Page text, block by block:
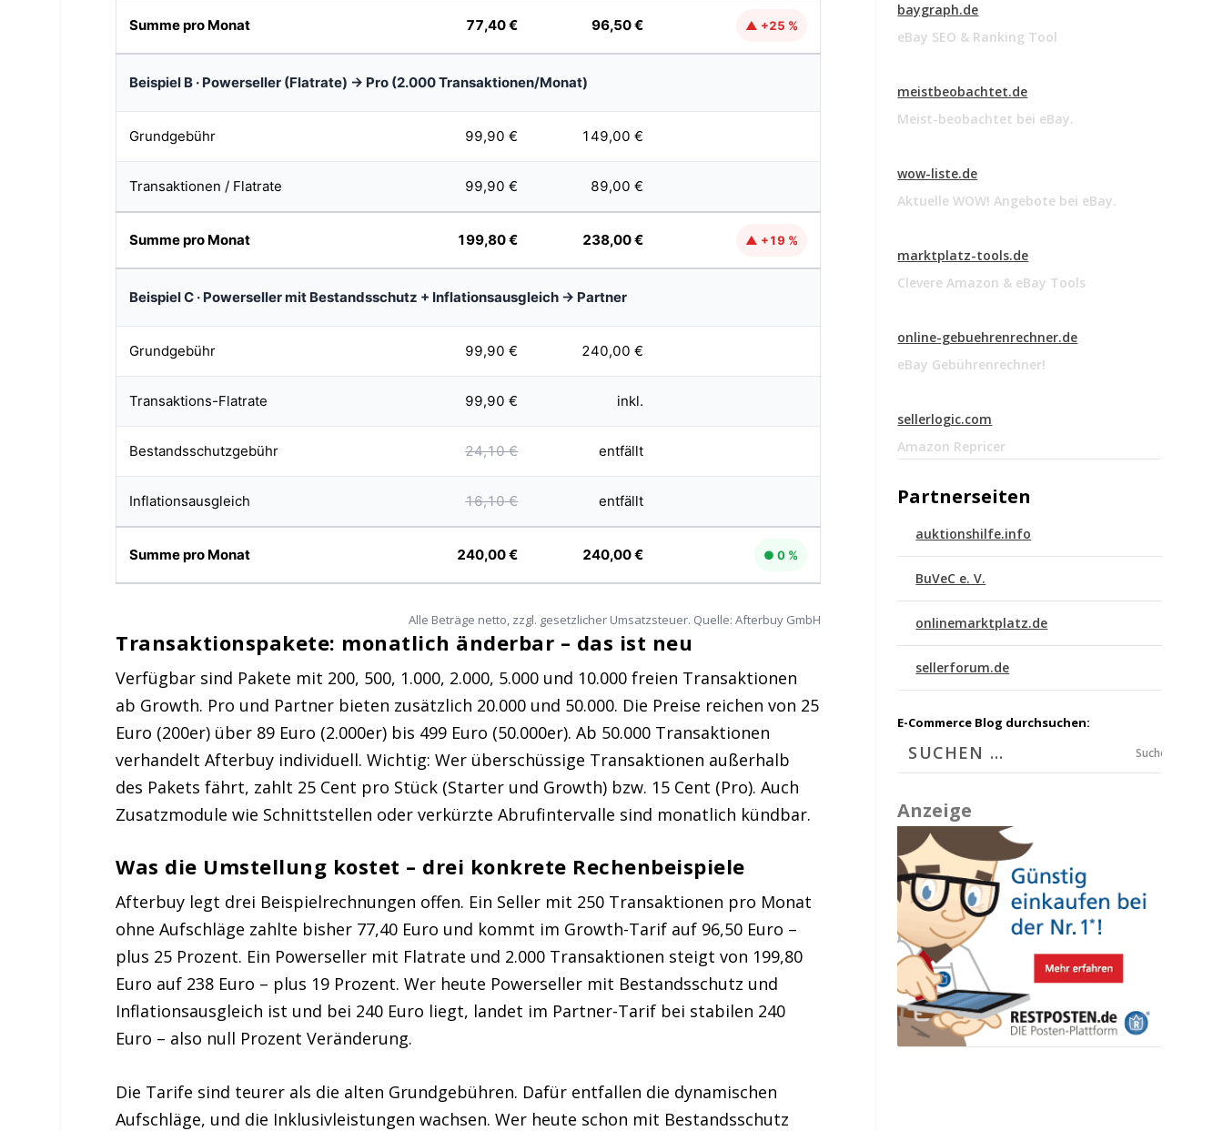
Summe pro Monat 77,40 € 96,50 € ▲ +25 %
Beispiel B · Powerseller (Flatrate) → Pro (2.000 Transaktionen/Monat)
Grundgebühr 99,90 € 149,00 €
Transaktionen / Flatrate 99,90 € 89,00 €
Summe pro Monat 199,80 € 238,00 € ▲ +19 %
Beispiel C · Powerseller mit Bestandsschutz + Inflationsausgleich → Partner
Grundgebühr 99,90 € 240,00 €
Transaktions-Flatrate 99,90 € inkl.
Bestandsschutzgebühr 24,10 € entfällt
Inflationsausgleich 16,10 € entfällt
Summe pro Monat 240,00 € 240,00 € ● 0 %
Alle Beträge netto, zzgl. gesetzlicher Umsatzsteuer. Quelle: Afterbuy GmbH
Transaktionspakete: monatlich änderbar – das ist neu
Verfügbar sind Pakete mit 200, 500, 1.000, 2.000, 5.000 und 10.000 freien Transaktionen
ab Growth. Pro und Partner bieten zusätzlich 20.000 und 50.000. Die Preise reichen von 25
Euro (200er) über 89 Euro (2.000er) bis 499 Euro (50.000er). Ab 50.000 Transaktionen
verhandelt Afterbuy individuell. Wichtig: Wer überschüssige Transaktionen außerhalb
des Pakets fährt, zahlt 25 Cent pro Stück (Starter und Growth) bzw. 15 Cent (Pro). Auch
Zusatzmodule wie Schnittstellen oder verkürzte Abrufintervalle sind monatlich kündbar.
Was die Umstellung kostet – drei konkrete Rechenbeispiele
Afterbuy legt drei Beispielrechnungen offen. Ein Seller mit 250 Transaktionen pro Monat
ohne Aufschläge zahlte bisher 77,40 Euro und kommt im Growth-Tarif auf 96,50 Euro –
plus 25 Prozent. Ein Powerseller mit Flatrate und 2.000 Transaktionen steigt von 199,80
Euro auf 238 Euro – plus 19 Prozent. Wer heute Powerseller mit Bestandsschutz und
Inflationsausgleich ist und bei 240 Euro liegt, landet im Partner-Tarif bei stabilen 240
Euro – also null Prozent Veränderung.
Die Tarife sind teurer als die alten Grundgebühren. Dafür entfallen die dynamischen
Aufschläge, und die Inklusivleistungen wachsen. Wer heute schon mit Bestandsschutz
baygraph.de
eBay SEO & Ranking Tool
meistbeobachtet.de
Meist-beobachtet bei eBay.
wow-liste.de
Aktuelle WOW! Angebote bei eBay.
marktplatz-tools.de
Clevere Amazon & eBay Tools
online-gebuehrenrechner.de
eBay Gebührenrechner!
sellerlogic.com
Amazon Repricer
Partnerseiten
auktionshilfe.info
BuVeC e. V.
onlinemarktplatz.de
sellerforum.de
E-Commerce Blog durchsuchen:
Suchen
Anzeige